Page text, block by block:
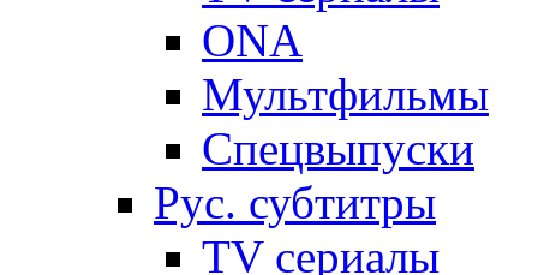
ONA
Мультфильмы
Спецвыпуски
Рус. субтитры
TV сериалы